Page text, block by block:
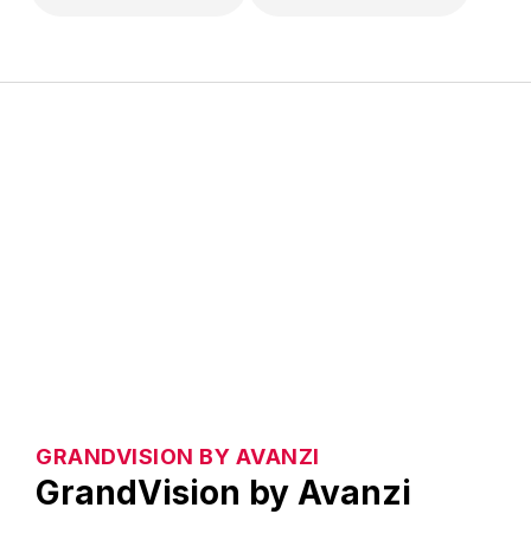
GRANDVISION BY AVANZI
GrandVision by Avanzi